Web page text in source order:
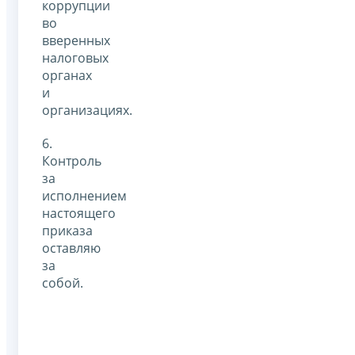
коррупции
во
вверенных
налоговых
органах
и
организациях.
6.
Контроль
за
исполнением
настоящего
приказа
оставляю
за
собой.